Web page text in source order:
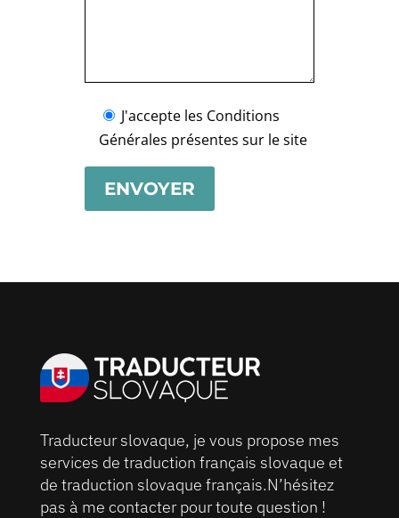
J'accepte les Conditions
Générales présentes sur le site
ENVOYER
Traducteur slovaque, je vous propose mes
services de traduction français slovaque et
de traduction slovaque français.N’hésitez
pas à me contacter pour toute question !